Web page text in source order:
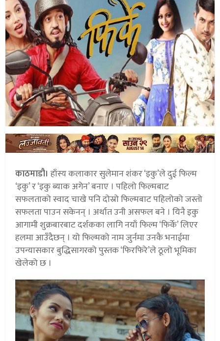
काठमाडौ। हाँस्य कलाकार सुलेमान शंकर ‘इकु’ले दुई फिल्म
‘इकु’ र ‘इकु ब्याक अगेन’ बनाए । पहिलो फिल्मबाट
सफलताको स्वाद चाखे पनि दोस्रो फिल्मबाट पहिलोको जस्तो
सफलता पाउन सकेनन् । अर्थात उनी असफल बने । यिनै इकु
आगामी शुक्रबारबाट दर्शकका लागि नयाँ फिल्म ‘फिर्के’ लिएर
हलमा आउँदैछन् । यो फिल्मको नाम जुर्नमा उनकै भनाईमा
उपन्यासकार बुद्धिसागरको पुस्तक ‘फिरफिरे’ले ठूलो भूमिका
खेलेको छ ।